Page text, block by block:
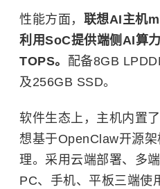
性能方面， 联想AI主机
利用SoC提供端侧AI算
TOPS。 配备8GB
及256GB SSD。
软件生态上，主机内置
想基于OpenClaw开源
理。采用云端部署、多
PC、手机、平板三端使